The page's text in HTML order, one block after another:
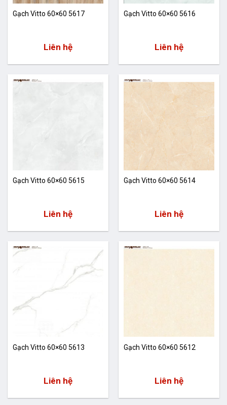
Gạch Vitto 60×60 5617
Liên hệ
Gạch Vitto 60×60 5616
Liên hệ
Gạch Vitto 60×60 5615
Liên hệ
Gạch Vitto 60×60 5614
Liên hệ
Gạch Vitto 60×60 5613
Liên hệ
Gạch Vitto 60×60 5612
Liên hệ